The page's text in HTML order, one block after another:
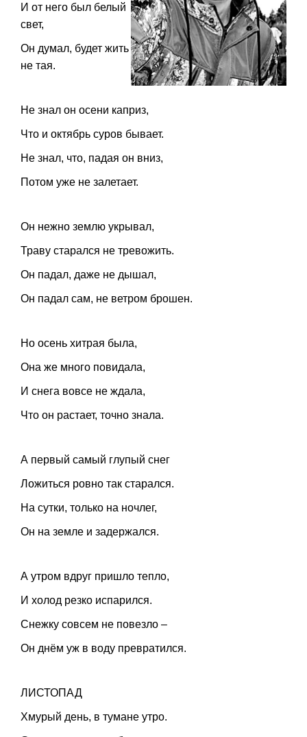
И от него был белый
свет,
Он думал, будет жить
не тая.
Не знал он осени каприз,
Что и октябрь суров бывает.
Не знал, что, падая он вниз,
Потом уже не залетает.
Он нежно землю укрывал,
Траву старался не тревожить.
Он падал, даже не дышал,
Он падал сам, не ветром брошен.
Но осень хитрая была,
Она же много повидала,
И снега вовсе не ждала,
Что он растает, точно знала.
А первый самый глупый снег
Ложиться ровно так старался.
На сутки, только на ночлег,
Он на земле и задержался.
А утром вдруг пришло тепло,
И холод резко испарился.
Снежку совсем не повезло –
Он днём уж в воду превратился.
ЛИСТОПАД
Хмурый день, в тумане утро.